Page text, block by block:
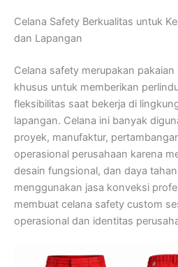
Celana Safety Berkualitas untuk
dan Lapangan
Celana safety merupakan
khusus untuk memberikan
fleksibilitas saat bekerja di
lapangan. Celana ini banyak
proyek, manufaktur,
operasional perusahaan karena
desain fungsional, dan daya
menggunakan jasa konveksi
membuat celana safety custom
operasional dan identitas